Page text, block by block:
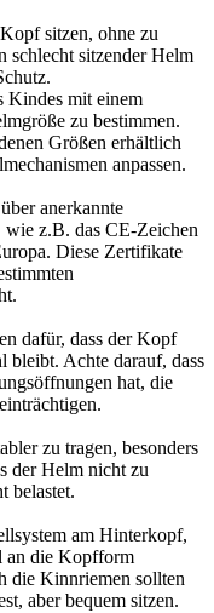
sitzen, ohne zu
schlecht sitzender Helm
Kindes mit einem
zu bestimmen.
Größen erhältlich
anpassen.
anerkannte
wie z.B. das CE-Zeichen
Diese Zertifikate
dafür, dass der Kopf
bleibt. Achte darauf, dass
hat, die
zu tragen, besonders
der Helm nicht zu
belastet.
am Hinterkopf,
an die Kopfform
die Kinnriemen sollten
aber bequem sitzen.